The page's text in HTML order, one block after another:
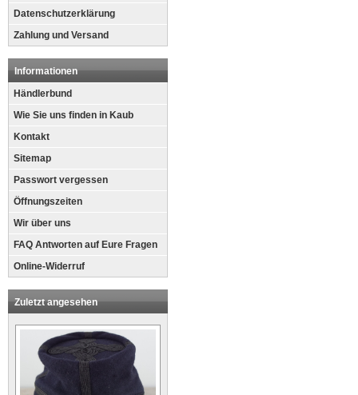
Datenschutzerklärung
Zahlung und Versand
Informationen
Händlerbund
Wie Sie uns finden in Kaub
Kontakt
Sitemap
Passwort vergessen
Öffnungszeiten
Wir über uns
FAQ Antworten auf Eure Fragen
Online-Widerruf
Zuletzt angesehen